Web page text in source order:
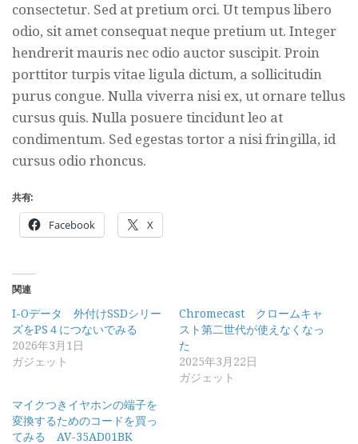
consectetur. Sed at pretium orci. Ut tempus libero
odio, sit amet consequat neque pretium ut. Integer
hendrerit mauris nec odio auctor suscipit. Proin
porttitor turpis vitae ligula dictum, a sollicitudin
purus congue. Nulla viverra nisi ex, ut ornare tellus
cursus quis. Nulla posuere tincidunt leo at
condimentum. Sed egestas tortor a nisi fringilla, id
cursus odio rhoncus.
共有:
Facebook X
関連
I-Oデータ 外付けSSDシリー
ズをPS４につないでみる
2026年3月1日
ガジェット
Chromecast クロームキャ
スト第二世代が使えなくなっ
た
2025年3月22日
ガジェット
マイクつきイヤホンの端子を
変換するためのコードを買っ
てみる AV-35AD01BK